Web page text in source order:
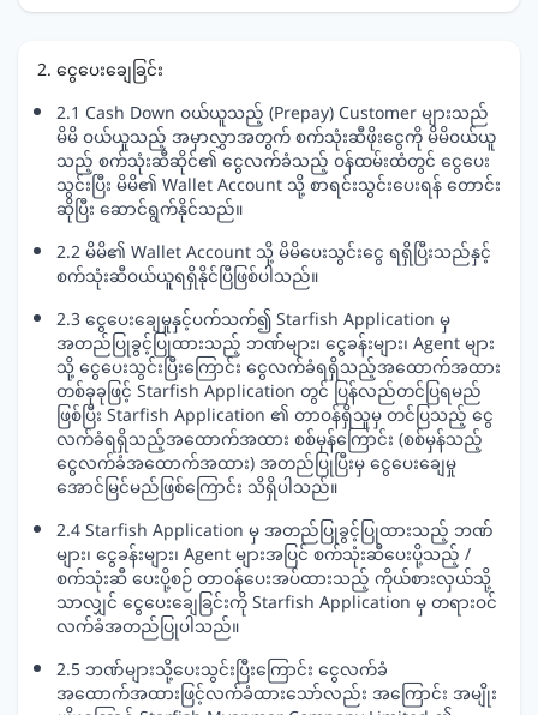
2. ငွေပေးချေခြင်း
2.1 Cash Down ဝယ်ယူသည့် (Prepay) Customer များသည်
မိမိ ဝယ်ယူသည့် အမှာလွှာအတွက် စက်သုံးဆီဖိုးငွေကို မိမိဝယ်ယူ
သည့် စက်သုံးဆီဆိုင်၏ ငွေလက်ခံသည့် ဝန်ထမ်းထံတွင် ငွေပေး
သွင်းပြီး မိမိ၏ Wallet Account သို့ စာရင်းသွင်းပေးရန် တောင်း
ဆိုပြီး ဆောင်ရွက်နိုင်သည်။
2.2 မိမိ၏ Wallet Account သို့ မိမိပေးသွင်းငွေ ရရှိပြီးသည်နှင့်
စက်သုံးဆီဝယ်ယူရရှိနိုင်ပြီဖြစ်ပါသည်။
2.3 ငွေပေးချေမှုနှင့်ပက်သက်၍ Starfish Application မှ
အတည်ပြုခွင့်ပြုထားသည့် ဘဏ်များ၊ ငွေခန်းများ၊ Agent များ
သို့ ငွေပေးသွင်းပြီးကြောင်း ငွေလက်ခံရရှိသည့်အထောက်အထား
တစ်ခုခုဖြင့် Starfish Application တွင် ပြန်လည်တင်ပြရမည်
ဖြစ်ပြီး Starfish Application ၏ တာဝန်ရှိသူမှ တင်ပြသည့် ငွေ
လက်ခံရရှိသည့်အထောက်အထား စစ်မှန်ကြောင်း (စစ်မှန်သည့်
ငွေလက်ခံအထောက်အထား) အတည်ပြုပြီးမှ ငွေပေးချေမှု
အောင်မြင်မည်ဖြစ်ကြောင်း သိရှိပါသည်။
2.4 Starfish Application မှ အတည်ပြုခွင့်ပြုထားသည့် ဘဏ်
များ၊ ငွေခန်းများ၊ Agent များအပြင် စက်သုံးဆီပေးပို့သည့် /
စက်သုံးဆီ ပေးပို့စဉ် တာဝန်ပေးအပ်ထားသည့် ကိုယ်စားလှယ်သို့
သာလျှင် ငွေပေးချေခြင်းကို Starfish Application မှ တရားဝင်
လက်ခံအတည်ပြုပါသည်။
2.5 ဘဏ်များသို့ပေးသွင်းပြီးကြောင်း ငွေလက်ခံ
အထောက်အထားဖြင့်လက်ခံထားသော်လည်း အကြောင်း အမျိုး